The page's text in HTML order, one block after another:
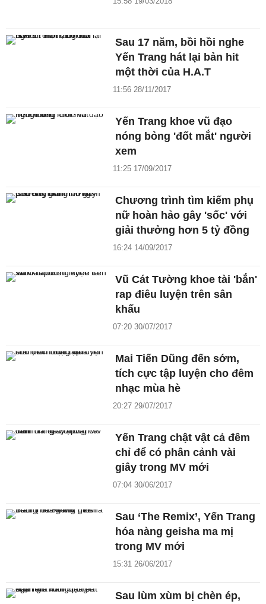
Sau 17 năm, bồi hồi nghe
Yến Trang hát lại bản hit
một thời của H.A.T
11:56 28/11/2017
Yến Trang khoe vũ đạo
nóng bỏng 'đốt mắt' người
xem
11:25 17/09/2017
Chương trình tìm kiếm phụ
nữ hoàn hảo gây 'sốc' với
giải thưởng hơn 5 tỷ đồng
16:24 14/09/2017
Vũ Cát Tường khoe tài 'bắn'
rap điêu luyện trên sân
khấu
07:20 30/07/2017
Mai Tiến Dũng đến sớm,
tích cực tập luyện cho đêm
nhạc mùa hè
20:27 29/07/2017
Yến Trang chật vật cả đêm
chỉ để có phân cảnh vài
giây trong MV mới
07:04 30/06/2017
Sau ‘The Remix’, Yến Trang
hóa nàng geisha ma mị
trong MV mới
15:31 26/06/2017
Sau lùm xùm bị chèn ép,